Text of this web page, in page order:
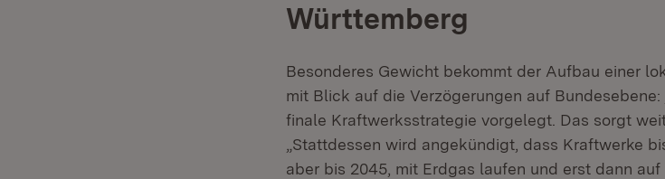
Württemberg
Besonderes Gewicht bekommt der Aufbau einer
mit Blick auf die Verzögerungen auf
finale Kraftwerksstrategie vorgelegt. Das sorgt
„Stattdessen wird angekündigt, dass Kraftwerke
aber bis 2045, mit Erdgas laufen und erst dann